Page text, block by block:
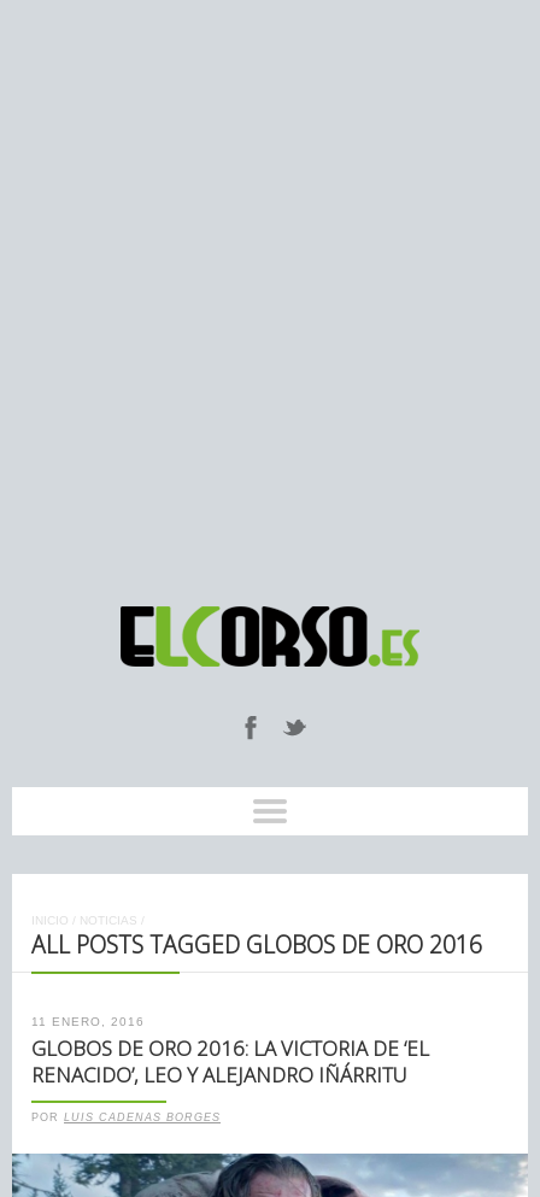
INICIO / NOTICIAS /
ALL POSTS TAGGED GLOBOS DE ORO 2016
11 ENERO, 2016
GLOBOS DE ORO 2016: LA VICTORIA DE ‘EL
RENACIDO’, LEO Y ALEJANDRO IÑÁRRITU
POR LUIS CADENAS BORGES